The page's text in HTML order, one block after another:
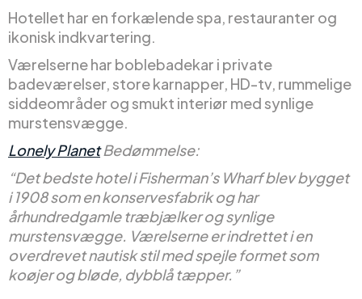
Hotellet har en forkælende spa, restauranter og
ikonisk indkvartering.
Værelserne har boblebadekar i private
badeværelser, store karnapper, HD-tv, rummelige
siddeområder og smukt interiør med synlige
murstensvægge.
Lonely PlanetBedømmelse:
“Det bedste hotel i Fisherman’s Wharf blev bygget
i 1908 som en konservesfabrik og har
århundredgamle træbjælker og synlige
murstensvægge. Værelserne er indrettet i en
overdrevet nautisk stil med spejle formet som
koøjer og bløde, dybblå tæpper.”